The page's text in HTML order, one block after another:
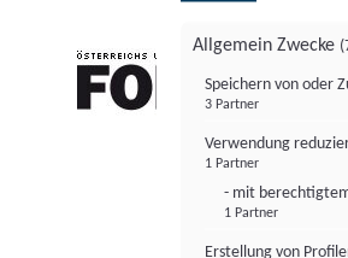
Allgemein Zwecke
Speichern von oder
3 Partner
Verwendung
1 Partner
- mit
1 Partner
Erstellung von
FONDS professionell